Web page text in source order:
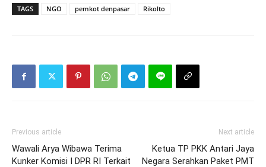
TAGS NGO pemkot denpasar Rikolto
Previous article
Wawali Arya Wibawa Terima
Kunker Komisi I DPR RI Terkait
Next article
Ketua TP PKK Antari Jaya
Negara Serahkan Paket PMT